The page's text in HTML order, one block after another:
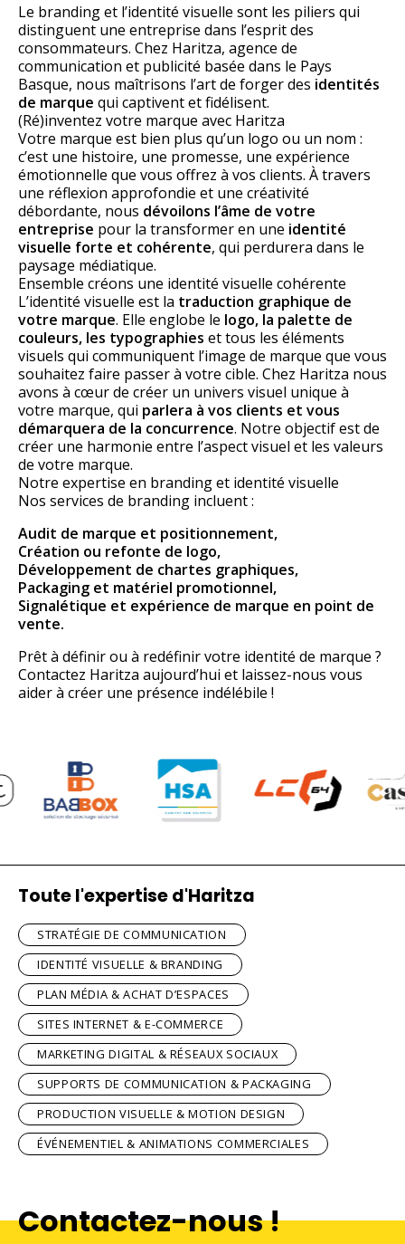
Le branding et l’identité visuelle sont les piliers qui
distinguent une entreprise dans l’esprit des
consommateurs. Chez Haritza, agence de
communication et publicité basée dans le Pays
Basque, nous maîtrisons l’art de forger des identités
de marque qui captivent et fidélisent.
(Ré)inventez votre marque avec Haritza
Votre marque est bien plus qu’un logo ou un nom :
c’est une histoire, une promesse, une expérience
émotionnelle que vous offrez à vos clients. À travers
une réflexion approfondie et une créativité
débordante, nous dévoilons l’âme de votre
entreprise pour la transformer en une identité
visuelle forte et cohérente, qui perdurera dans le
paysage médiatique.
Ensemble créons une identité visuelle cohérente
L’identité visuelle est la traduction graphique de
votre marque. Elle englobe le logo, la palette de
couleurs, les typographies et tous les éléments
visuels qui communiquent l’image de marque que vous
souhaitez faire passer à votre cible. Chez Haritza nous
avons à cœur de créer un univers visuel unique à
votre marque, qui parlera à vos clients et vous
démarquera de la concurrence. Notre objectif est de
créer une harmonie entre l’aspect visuel et les valeurs
de votre marque.
Notre expertise en branding et identité visuelle
Nos services de branding incluent :
Audit de marque et positionnement,
Création ou refonte de logo,
Développement de chartes graphiques,
Packaging et matériel promotionnel,
Signalétique et expérience de marque en point de
vente.
Prêt à définir ou à redéfinir votre identité de marque ?
Contactez Haritza aujourd’hui et laissez-nous vous
aider à créer une présence indélébile !
Toute l'expertise d'Haritza
STRATÉGIE DE COMMUNICATION
IDENTITÉ VISUELLE & BRANDING
PLAN MÉDIA & ACHAT D’ESPACES
SITES INTERNET & E-COMMERCE
MARKETING DIGITAL & RÉSEAUX SOCIAUX
SUPPORTS DE COMMUNICATION & PACKAGING
PRODUCTION VISUELLE & MOTION DESIGN
ÉVÉNEMENTIEL & ANIMATIONS COMMERCIALES
Contactez-nous !